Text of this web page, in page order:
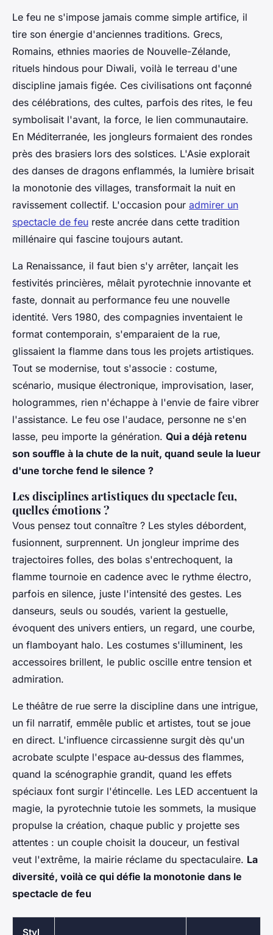
Le feu ne s'impose jamais comme simple artifice, il
tire son énergie d'anciennes traditions. Grecs,
Romains, ethnies maories de Nouvelle-Zélande,
rituels hindous pour Diwali, voilà le terreau d'une
discipline jamais figée. Ces civilisations ont façonné
des célébrations, des cultes, parfois des rites, le feu
symbolisait l'avant, la force, le lien communautaire.
En Méditerranée, les jongleurs formaient des rondes
près des brasiers lors des solstices. L'Asie explorait
des danses de dragons enflammés, la lumière brisait
la monotonie des villages, transformait la nuit en
ravissement collectif. L'occasion pour admirer un
spectacle de feu reste ancrée dans cette tradition
millénaire qui fascine toujours autant.
La Renaissance, il faut bien s'y arrêter, lançait les
festivités princières, mêlait pyrotechnie innovante et
faste, donnait au performance feu une nouvelle
identité. Vers 1980, des compagnies inventaient le
format contemporain, s'emparaient de la rue,
glissaient la flamme dans tous les projets artistiques.
Tout se modernise, tout s'associe : costume,
scénario, musique électronique, improvisation, laser,
hologrammes, rien n'échappe à l'envie de faire vibrer
l'assistance. Le feu ose l'audace, personne ne s'en
lasse, peu importe la génération. Qui a déjà retenu
son souffle à la chute de la nuit, quand seule la lueur
d'une torche fend le silence ?
Les disciplines artistiques du spectacle feu,
quelles émotions ?
Vous pensez tout connaître ? Les styles débordent,
fusionnent, surprennent. Un jongleur imprime des
trajectoires folles, des bolas s'entrechoquent, la
flamme tournoie en cadence avec le rythme électro,
parfois en silence, juste l'intensité des gestes. Les
danseurs, seuls ou soudés, varient la gestuelle,
évoquent des univers entiers, un regard, une courbe,
un flamboyant halo. Les costumes s'illuminent, les
accessoires brillent, le public oscille entre tension et
admiration.
Le théâtre de rue serre la discipline dans une intrigue,
un fil narratif, emmêle public et artistes, tout se joue
en direct. L'influence circassienne surgit dès qu'un
acrobate sculpte l'espace au-dessus des flammes,
quand la scénographie grandit, quand les effets
spéciaux font surgir l'étincelle. Les LED accentuent la
magie, la pyrotechnie tutoie les sommets, la musique
propulse la création, chaque public y projette ses
attentes : un couple choisit la douceur, un festival
veut l'extrême, la mairie réclame du spectaculaire. La
diversité, voilà ce qui défie la monotonie dans le
spectacle de feu
Styl